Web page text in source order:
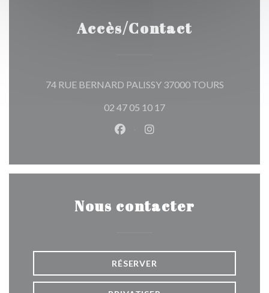
Accès/Contact
74 RUE BERNARD PALISSY 37000 TOURS((ouvre
02 47 05 10 17
Facebook ((ouvre une
Instagram ((ouvre une
Nous contacter
RÉSERVER